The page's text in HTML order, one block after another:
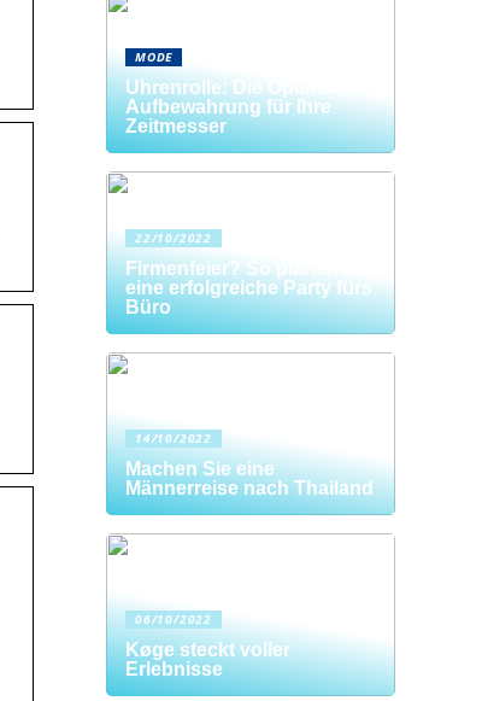
MODE
Uhrenrolle: Die Optimale
Aufbewahrung für Ihre
Zeitmesser
22/10/2022
Firmenfeier? So planen Sie
eine erfolgreiche Party fürs
Büro
14/10/2022
Machen Sie eine
Männerreise nach Thailand
06/10/2022
Køge steckt voller
Erlebnisse